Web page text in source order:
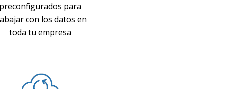
preconfigurados para
con los datos en
toda tu empresa